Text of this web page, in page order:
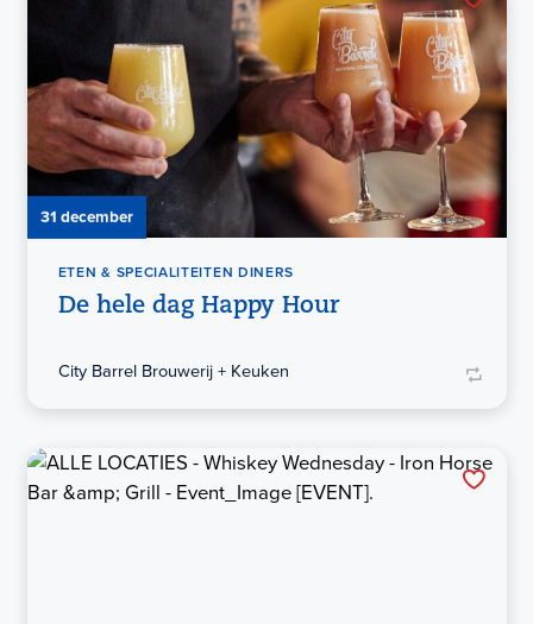
31 december
ETEN & SPECIALITEITEN DINERS
De hele dag Happy Hour
City Barrel Brouwerij + Keuken